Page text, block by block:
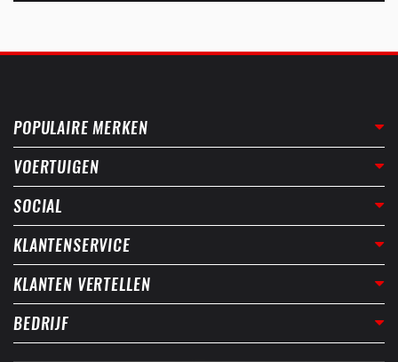
POPULAIRE MERKEN
VOERTUIGEN
SOCIAL
KLANTENSERVICE
KLANTEN VERTELLEN
BEDRIJF